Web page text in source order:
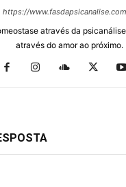
https://
através da
através do amor ao próximo.